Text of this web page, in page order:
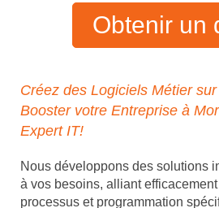
Obtenir un
Créez des Logiciels Métier
Booster votre Entreprise à
Expert IT!
Nous développons des solutions
à vos besoins, alliant
processus et programmation